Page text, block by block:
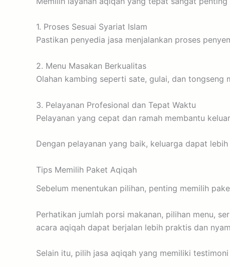
1. Proses Sesuai Syariat Islam
Pastikan penyedia jasa menjalankan proses
2. Menu Masakan Berkualitas
Olahan kambing seperti sate, gulai, dan
3. Pelayanan Profesional dan Tepat Waktu
Pelayanan yang cepat dan ramah membantu
Dengan pelayanan yang baik, keluarga dapat
Tips Memilih Paket Aqiqah
Sebelum menentukan pilihan, penting memilih
Perhatikan jumlah porsi makanan, pilihan menu,
acara aqiqah dapat berjalan lebih praktis dan
Selain itu, pilih jasa aqiqah yang memiliki